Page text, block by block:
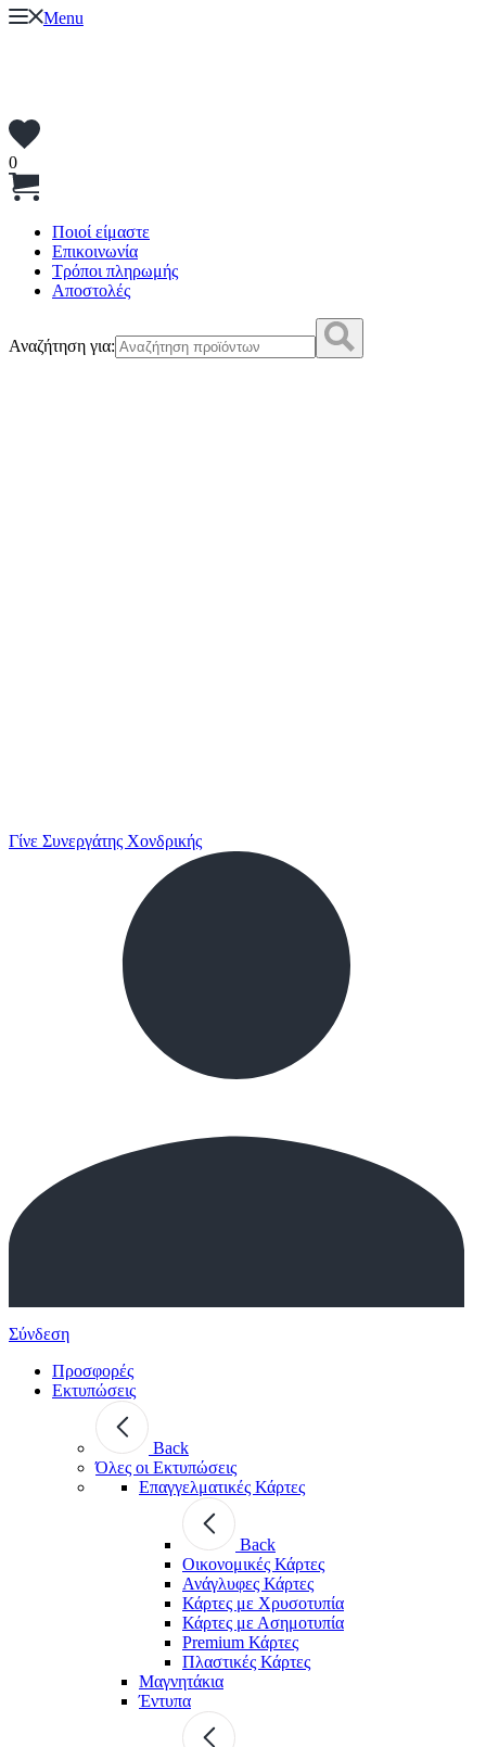
Menu
0
Ποιοί είμαστε
Επικοινωνία
Τρόποι πληρωμής
Αποστολές
Αναζήτηση για:
Γίνε Συνεργάτης Χονδρικής
Σύνδεση
Προσφορές
Εκτυπώσεις
Back
Όλες οι Εκτυπώσεις
Επαγγελματικές Κάρτες
Back
Οικονομικές Κάρτες
Ανάγλυφες Κάρτες
Κάρτες με Χρυσοτυπία
Κάρτες με Ασημοτυπία
Premium Κάρτες
Πλαστικές Κάρτες
Μαγνητάκια
Έντυπα